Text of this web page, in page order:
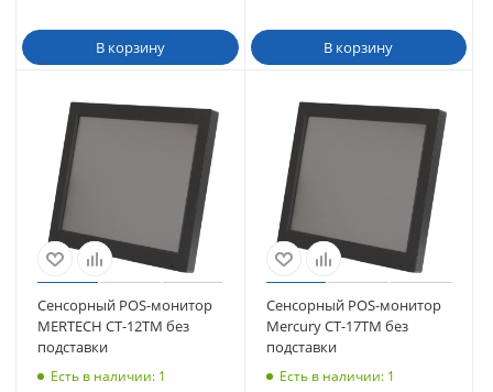
В корзину В корзину
Сенсорный POS-монитор
MERTECH CT-12TM без
подставки
Есть в наличии: 1
Сенсорный POS-монитор
Mercury CT-17ТM без
подставки
Есть в наличии: 1